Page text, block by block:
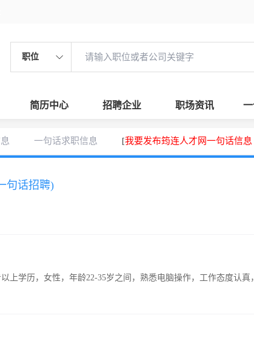
职位
简历中心 招聘企业 职场资讯
一句话求职信息 [我要发布筠连人才网一句话信息
句话招聘)
上学历，女性，年龄22-35岁之间，熟悉电脑操作，工作态度认